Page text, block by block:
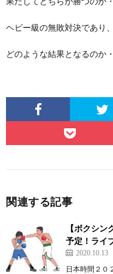
ヘビー級の無敗対決であり
どのような結果となるのか
関連する記事
【ボクシ
予定！ライ
2020.10.13
日本時間２０